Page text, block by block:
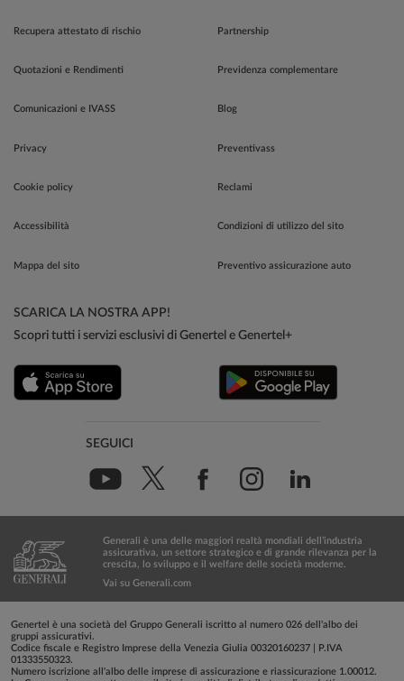
Recupera attestato di rischio
Quotazioni e Rendimenti
Comunicazioni e IVASS
Privacy
Cookie policy
Accessibilità
Mappa del sito
Partnership
Previdenza complementare
Blog
Preventivass
Reclami
Condizioni di utilizzo del sito
Preventivo assicurazione auto
SCARICA LA NOSTRA APP!
Scopri tutti i servizi esclusivi di Genertel e Genertel+
SEGUICI
Generali è una delle maggiori realtà mondiali dell’industria
assicurativa, un settore strategico e di grande rilevanza per la
crescita, lo sviluppo e il welfare delle società moderne.
Vai su Generali.com
Genertel è una società del Gruppo Generali iscritto al numero 026 dell'albo dei
gruppi assicurativi.
Codice fiscale e Registro Imprese della Venezia Giulia 00320160237 | P.IVA
01333550323.
Numero iscrizione all'albo delle imprese di assicurazione e riassicurazione 1.00012.